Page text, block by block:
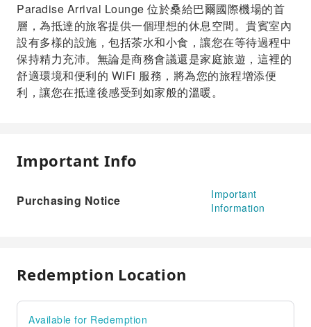
Paradise Arrival Lounge 位於桑給巴爾國際機場的首
層，為抵達的旅客提供一個理想的休息空間。貴賓室內
設有多樣的設施，包括茶水和小食，讓您在等待過程中
保持精力充沛。無論是商務會議還是家庭旅遊，這裡的
舒適環境和便利的 WiFi 服務，將為您的旅程增添便
利，讓您在抵達後感受到如家般的溫暖。
Important Info
Purchasing Notice
Important
Information
Redemption Location
Available for Redemption